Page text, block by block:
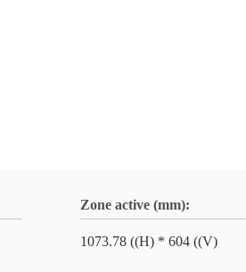
Zone active (mm):
1073.78 ((H) * 604 ((V)